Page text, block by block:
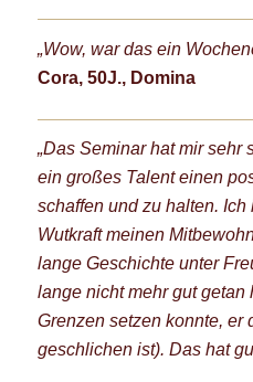
„Wow, war das ein
Cora, 50J., Domina
„Das Seminar hat mir sehr
ein großes Talent einen
schaffen und zu halten.
Wutkraft meinen
lange Geschichte unter
lange nicht mehr gut
Grenzen setzen konnte, er
geschlichen ist). Das hat